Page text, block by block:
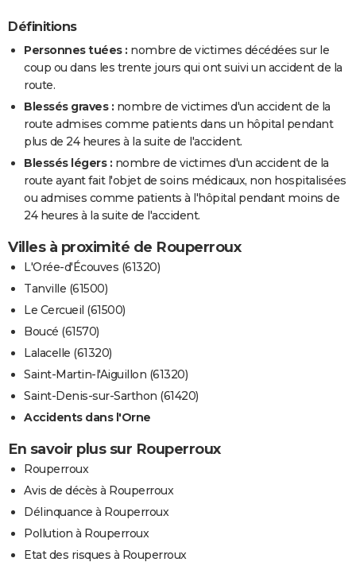
Définitions
Personnes tuées : nombre de victimes décédées sur le
coup ou dans les trente jours qui ont suivi un accident de la
route.
Blessés graves : nombre de victimes d'un accident de la
route admises comme patients dans un hôpital pendant
plus de 24 heures à la suite de l'accident.
Blessés légers : nombre de victimes d'un accident de la
route ayant fait l'objet de soins médicaux, non hospitalisées
ou admises comme patients à l'hôpital pendant moins de
24 heures à la suite de l'accident.
Villes à proximité de Rouperroux
L'Orée-d'Écouves (61320)
Tanville (61500)
Le Cercueil (61500)
Boucé (61570)
Lalacelle (61320)
Saint-Martin-l'Aiguillon (61320)
Saint-Denis-sur-Sarthon (61420)
Accidents dans l'Orne
En savoir plus sur Rouperroux
Rouperroux
Avis de décès à Rouperroux
Délinquance à Rouperroux
Pollution à Rouperroux
Etat des risques à Rouperroux